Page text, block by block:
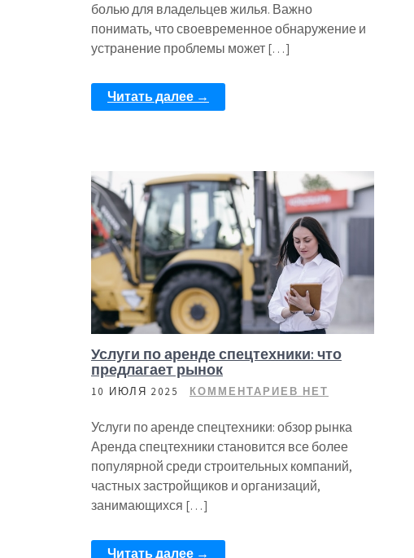
болью для владельцев жилья. Важно
понимать, что своевременное обнаружение и
устранение проблемы может […]
Читать далее →
Услуги по аренде спецтехники: что
предлагает рынок
10 ИЮЛЯ 2025 КОММЕНТАРИЕВ НЕТ
Услуги по аренде спецтехники: обзор рынка
Аренда спецтехники становится все более
популярной среди строительных компаний,
частных застройщиков и организаций,
занимающихся […]
Читать далее →